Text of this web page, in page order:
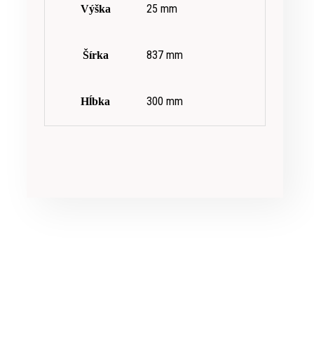
Výška 25 mm
Šírka 837 mm
Hĺbka 300 mm